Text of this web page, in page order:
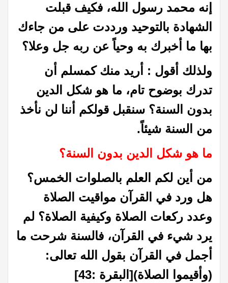
إنه محمد رسول الله، فكيف قبلت
الشهادة بالتوحيد ورددت على من جاءك
بها ما أخبرك به وحياً عن ربه جل وعلا؟
ولذلك أقول : أريد منك كمسلم أن
تدرك بوضوح تام، ما هو شكل الدين
بدون السنة؟ سنقبل قولكم أننا لن نأخذ
من السنة شيئاً.
ما هو شكل الدين بدون السنة؟
من أين لكم العلم بالصلوات الخمس؟
هل ورد في القرآن مواقيت الصلاة
وعدد ركعات الصلاة وكيفية الصلاة؟ لم
يرد شيء في القرآن، فالسنة شرحت ما
أجمل في القرآن بقول الله تعالى:
(وأقيموا الصلاة)[البقرة :43]